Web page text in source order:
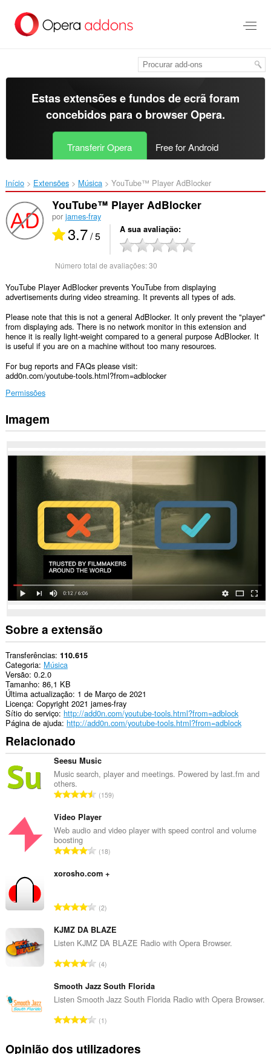
para
Estas extensões e fundos de ecrã foram
concebidos para o browser Opera.
Transferir Opera Free for Android
Início Extensões Música YouTube™ Player AdBlocker‎
YouTube™ Player AdBlocker
por james-fray
3.7/ 5 A sua avaliação
Número total de avaliações:30
YouTube Player AdBlocker prevents YouTube from displaying
advertisements during video streaming. It prevents all types of ads.
Please note that this is not a general AdBlocker. It only prevent the "player"
from displaying ads. There is no network monitor in this extension and
hence it is really light-weight compared to a general purpose AdBlocker. It
is useful if you are on a machine without too many resources.
For bug reports and FAQs please visit:
add0n.com/youtube-tools.html?from=adblocker
Permissões
Esta
extensão
aos
seus
dados
em
sítios.
Imagem
Sobre a extensão
Transferências 110.615
Categoria Música
Versão 0.2.0
Tamanho 86,1 KB
Última actualização 1 de Março de 2021
Licença Copyright 2021 james-fray
Sítio do serviço http://add0n.com/youtube-tools.html?from=adblock
Página de ajuda http://add0n.com/youtube-tools.html?from=adblock
Relacionado
Seesu Music
Music search, player and meetings. Powered by last.fm and
others.
N
m
e
o
o
a
d
e
v
l
i
ç
e
159
Video Player
Web audio and video player with speed control and volume
boosting
N
m
o
o
t
a
d
e
v
l
18
xorosho.com +
N
m
e
o
o
t
a
2
KJMZ DA BLAZE
Listen KJMZ DA BLAZE Radio with Opera Browser.
N
m
e
o
o
4
Smooth Jazz South Florida
Listen Smooth Jazz South Florida Radio with Opera Browser.
N
m
1
Opinião dos utilizadores